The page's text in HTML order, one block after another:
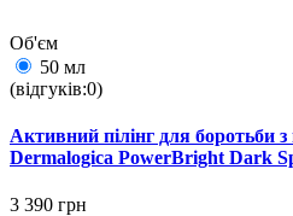
Об'єм
50 мл
(відгуків:0)
Активний пілінг для боротьби
Dermalogica PowerBright Dark
3 390 грн